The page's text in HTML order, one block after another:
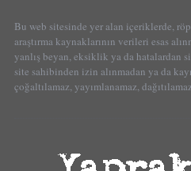
Bu web sitesinde yer alan içeriklerde,
araştırma kaynaklarının verileri esas
yanlış beyan, eksiklik ya da hatalardan
site sahibinden izin alınmadan ya da
çoğaltılamaz, yayımlanamaz,